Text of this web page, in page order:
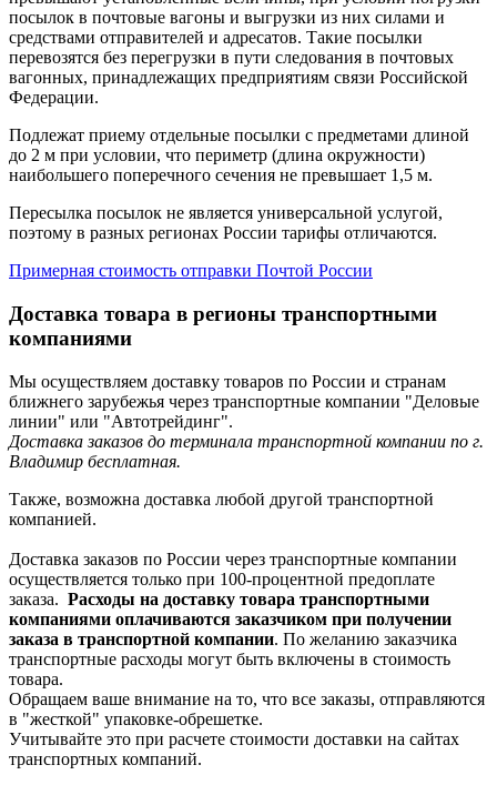
посылок в почтовые вагоны и выгрузки из них силами и
средствами отправителей и адресатов. Такие посылки
перевозятся без перегрузки в пути следования в почтовых
вагонных, принадлежащих предприятиям связи Российской
Федерации.
Подлежат приему отдельные посылки с предметами длиной
до 2 м при условии, что периметр (длина окружности)
наибольшего поперечного сечения не превышает 1,5 м.
Пересылка посылок не является универсальной услугой,
поэтому в разных регионах России тарифы отличаются.
Примерная стоимость отправки Почтой России
Доставка товара в регионы транспортными
компаниями
Мы осуществляем доставку товаров по России и странам
ближнего зарубежья через транспортные компании "Деловые
линии" или "Автотрейдинг".
Доставка заказов до терминала транспортной компании по г.
Владимир бесплатная.
Также, возможна доставка любой другой транспортной
компанией.
Доставка заказов по России через транспортные компании
осуществляется только при 100-процентной предоплате
заказа. Расходы на доставку товара транспортными
компаниями оплачиваются заказчиком при получении
заказа в транспортной компании. По желанию заказчика
транспортные расходы могут быть включены в стоимость
товара.
Обращаем ваше внимание на то, что все заказы, отправляются
в "жесткой" упаковке-обрешетке.
Учитывайте это при расчете стоимости доставки на сайтах
транспортных компаний.